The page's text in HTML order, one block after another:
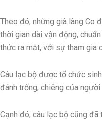
Theo đó, những già làng Co
thời gian dài vận động,
thức ra mắt, với sự tham gia
Câu lạc bộ được tổ chức
đánh trống, chiêng của
Cạnh đó, câu lạc bộ cũng